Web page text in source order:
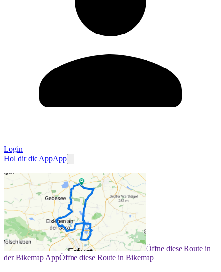
Login
Hol dir die AppApp
Öffne diese Route in
der Bikemap AppÖffne diese Route in Bikemap